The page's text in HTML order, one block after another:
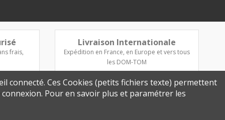
frais,
Livraison Internationale
Expédition en France, en Europe et vers tous
les DOM-TOM
connecté. Ces Cookies (petits fichiers texte) permettent
Pour en savoir plus et paramétrer les